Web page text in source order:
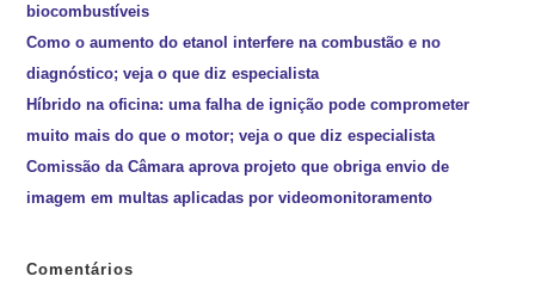
biocombustíveis
Como o aumento do etanol interfere na combustão e no
diagnóstico; veja o que diz especialista
Híbrido na oficina: uma falha de ignição pode comprometer
muito mais do que o motor; veja o que diz especialista
Comissão da Câmara aprova projeto que obriga envio de
imagem em multas aplicadas por videomonitoramento
Comentários